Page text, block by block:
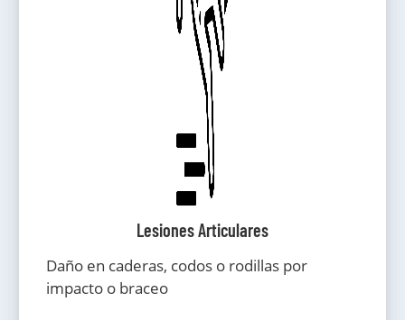
Lesiones Articulares
Daño en caderas, codos o rodillas por
impacto o braceo